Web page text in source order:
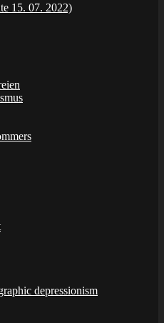
15. 07. 2022)
depressionism